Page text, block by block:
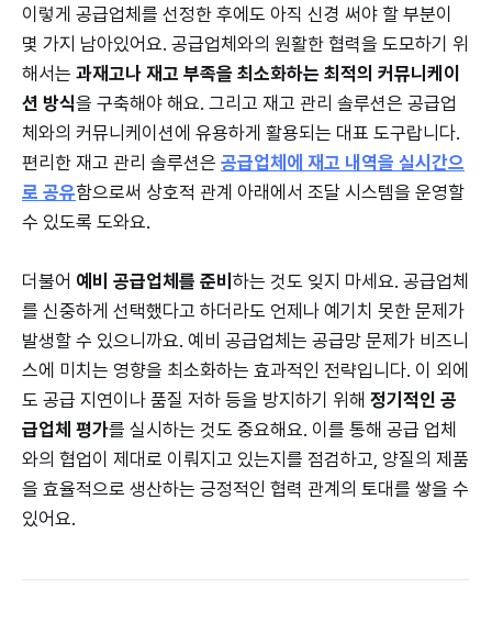
이렇게 공급업체를 선정한 후에도 아직 신경 써야 할 부분이
몇 가지 남아있어요. 공급업체와의 원활한 협력을 도모하기 위
해서는 과재고나 재고 부족을 최소화하는 최적의 커뮤니케이
션 방식을 구축해야 해요. 그리고 재고 관리 솔루션은 공급업
체와의 커뮤니케이션에 유용하게 활용되는 대표 도구랍니다.
편리한 재고 관리 솔루션은 공급업체에 재고 내역을 실시간으
로 공유함으로써 상호적 관계 아래에서 조달 시스템을 운영할
수 있도록 도와요.
더불어 예비 공급업체를 준비 하는 것도 잊지 마세요. 공급업체
를 신중하게 선택했다고 하더라도 언제나 예기치 못한 문제가
발생할 수 있으니까요. 예비 공급업체는 공급망 문제가 비즈니
스에 미치는 영향을 최소화하는 효과적인 전략입니다. 이 외에
도 공급 지연이나 품질 저하 등을 방지하기 위해 정기적인 공
급업체 평가를 실시하는 것도 중요해요. 이를 통해 공급 업체
와의 협업이 제대로 이뤄지고 있는지를 점검하고, 양질의 제품
을 효율적으로 생산하는 긍정적인 협력 관계의 토대를 쌓을 수
있어요.